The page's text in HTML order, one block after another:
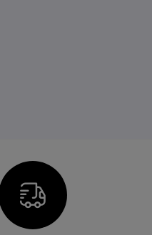
Icon